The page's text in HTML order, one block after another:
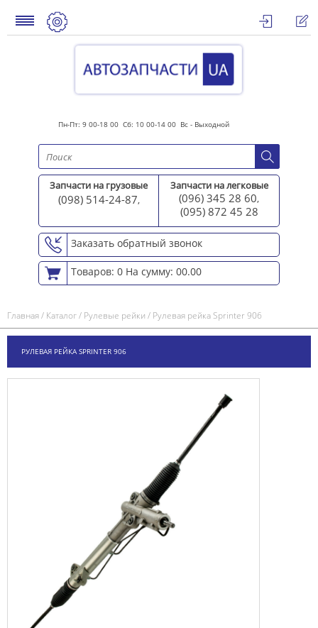
Пн-Пт: 9 00-18 00 Сб: 10 00-14 00 Вс - Выходной
Запчасти на грузовые
(098) 514-24-87,
Запчасти на легковые
(096) 345 28 60,
(095) 872 45 28
Заказать обратный звонок
Товаров: 0 На сумму: 00.00
Главная/ Каталог/ Рулевые рейки / Рулевая рейка Sprinter 906
РУЛЕВАЯ РЕЙКА SPRINTER 906